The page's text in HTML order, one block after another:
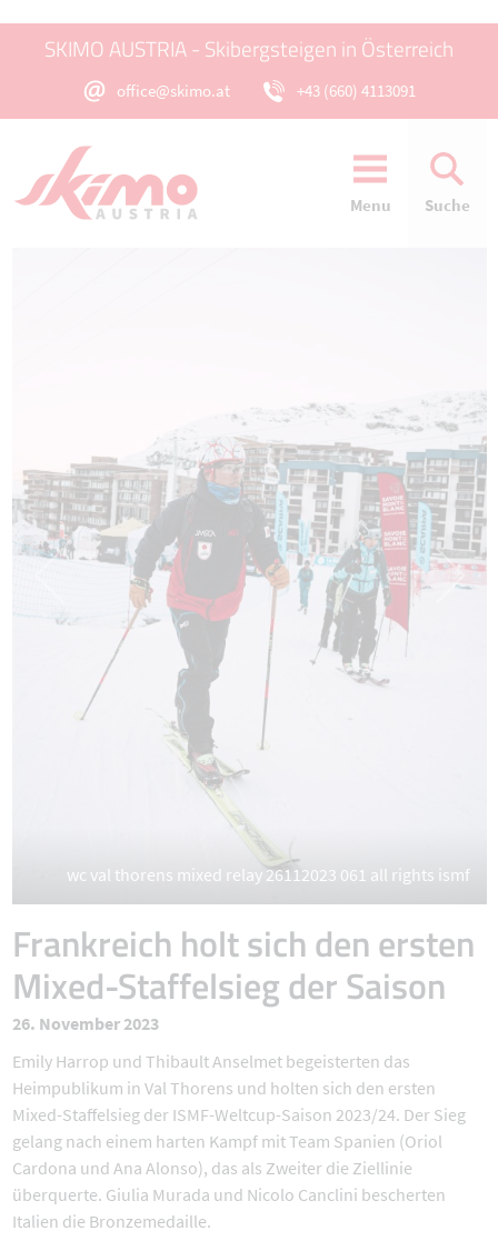
SKIMO AUSTRIA - Skibergsteigen in Österreich
office@skimo.at +43 (660) 4113091
Menu Suche
wc val thorens mixed relay 26112023 061 all rights ismf
Frankreich holt sich den ersten
Mixed-Staffelsieg der Saison
26. November 2023
Emily Harrop und Thibault Anselmet begeisterten das
Heimpublikum in Val Thorens und holten sich den ersten
Mixed-Staffelsieg der ISMF-Weltcup-Saison 2023/24. Der Sieg
gelang nach einem harten Kampf mit Team Spanien (Oriol
Cardona und Ana Alonso), das als Zweiter die Ziellinie
überquerte. Giulia Murada und Nicolo Canclini bescherten
Italien die Bronzemedaille.